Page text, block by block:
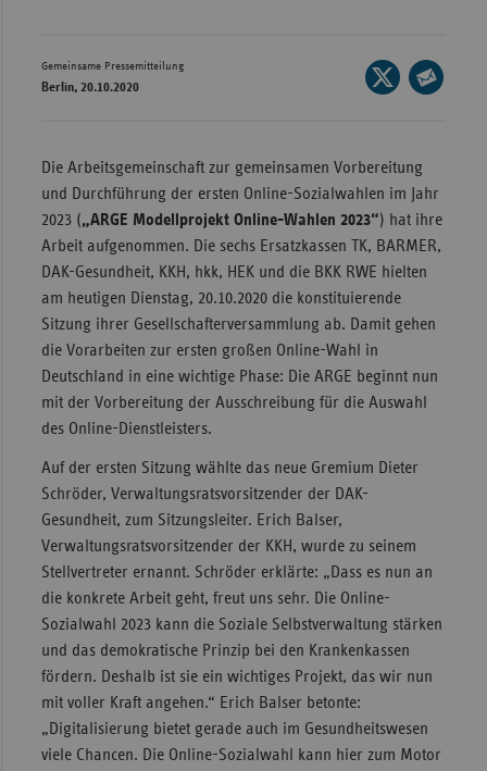
Hessen
Gemeinsame Pressemitteilung
Berlin, 20.10.2020
Seite
auf
Mail
Die Arbeitsgemeinschaft zur gemeinsamen Vorbereitung
und Durchführung der ersten Online-Sozialwahlen im Jahr
2023 („ARGE Modellprojekt Online-Wahlen 2023“) hat ihre
Arbeit aufgenommen. Die sechs Ersatzkassen TK, BARMER,
DAK-Gesundheit, KKH, hkk, HEK und die BKK RWE hielten
am heutigen Dienstag, 20.10.2020 die konstituierende
Sitzung ihrer Gesellschafterversammlung ab. Damit gehen
die Vorarbeiten zur ersten großen Online-Wahl in
Deutschland in eine wichtige Phase: Die ARGE beginnt nun
mit der Vorbereitung der Ausschreibung für die Auswahl
des Online-Dienstleisters.
Auf der ersten Sitzung wählte das neue Gremium Dieter
Schröder, Verwaltungsratsvorsitzender der DAK-
Gesundheit, zum Sitzungsleiter. Erich Balser,
Verwaltungsratsvorsitzender der KKH, wurde zu seinem
Stellvertreter ernannt. Schröder erklärte: „Dass es nun an
die konkrete Arbeit geht, freut uns sehr. Die Online-
Sozialwahl 2023 kann die Soziale Selbstverwaltung stärken
und das demokratische Prinzip bei den Krankenkassen
fördern. Deshalb ist sie ein wichtiges Projekt, das wir nun
mit voller Kraft angehen.“ Erich Balser betonte:
„Digitalisierung bietet gerade auch im Gesundheitswesen
viele Chancen. Die Online-Sozialwahl kann hier zum Motor